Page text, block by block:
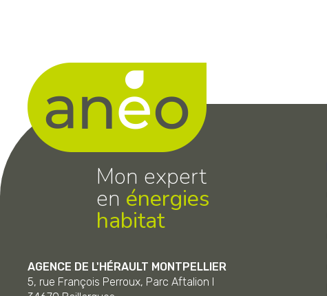
Mon expert
en énergies
habitat
AGENCE DE L'HÉRAULT MONTPELLIER
5, rue François Perroux, Parc Aftalion I